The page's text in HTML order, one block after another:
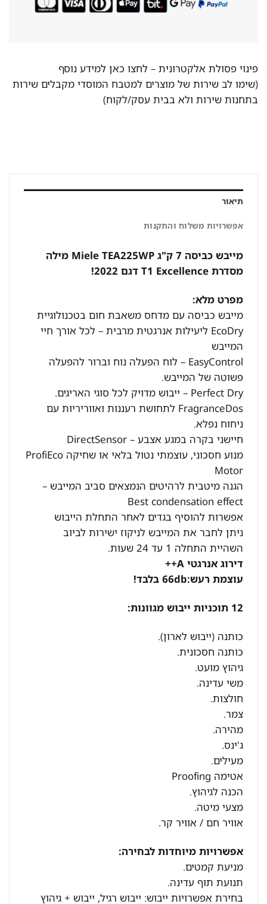
פינוי פסולת אלקטרונית –לחצו כאן למידע נוסף
(שימו לב שירות של מוצרים למטבח המוסדי מקבלים שירות
בתחנות שירות ולא בבית עסק/לקוח)
תיאור
אפשרויות משלוח והתקנות
מייבש כביסה 7 ק"ג Miele TEA225WP מילה
מסדרת T1 Excellence דגם 2022!
מפרט מלא:
מייבש כביסה עם מדחס משאבת חום בטכנולוגיית
EcoDry ליעילות אנרגטית מרבית – לכל אורך חיי
המייבש
EasyControl – לוח הפעלה נוח וברור להפעלה
פשוטה של המייבש.
Perfect Dry – ייבוש מדויק לכל סוגי האריגים.
FragranceDos לתחושת רעננות ואווריריות עם
ניחוח נפלא.
חיישני בקרה במגע אצבע – DirectSensor
מנוע חסכוני, עוצמתי נטול בלאי או שחיקה ProfiEco
Motor
הגנה מיטבית לרהיטים הנמצאים סביב המייבש –
Best condensation effect
אפשרות להוסיף בגדים לאחר התחלת הייבוש
ניתן לחבר את המייבש לניקוז ישירות לביוב
השהיית התחלה 1 עד 24 שעות.
דירוג אנרגטי A++
עוצמת רעש:66db בלבד!
12 תוכניות ייבוש מגוונות:
כותנה (ייבוש לארון).
כותנה חסכונית.
גיהוץ מועט.
משי עדינה.
חולצות.
צמר.
מהירה.
ג'ינס.
מעילים.
אטימה Proofing
הכנה לגיהוץ.
מצעי מיטה.
אוויר חם / אוויר קר.
אפשרויות מיוחדות לבחירה:
מניעת קמטים.
תנועת תוף עדינה.
בחירת אפשרויות ייבוש: ייבוש רגיל, ייבוש + גיהוץ